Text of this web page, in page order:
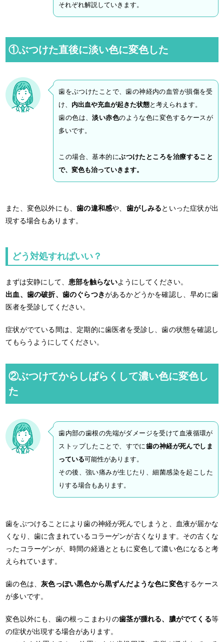
それぞれ解説していきます。
①ぶつけた直後に淡い色に変色した
歯をぶつけたことで、歯の神経内の血管が損傷を受
け、 内出血や充血が起きた状態と考えられます。
歯の色は、淡い赤色のような色に変色するケースが
多いです。
この場合、基本的にぶつけたところを治療すること
で、変色も治っていきます。
また、変色以外にも、歯の違和感や、 歯がしみるといった症状が出
現する場合もあります。
どう対処すればいい？
まずは安静にして、 患部を触らないようにしてください。
出血、歯の破折、歯のぐらつきがあるかどうかを確認し、早めに歯
医者を受診してください。
症状がでている間は、定期的に歯医者を受診し、歯の状態を確認し
てもらうようにしてください。
②ぶつけてからしばらくして濃い色に変色し
た
歯内部の歯根の先端がダメージを受けて血液循環が
ストップしたことで、すでに歯の神経が死んでしま
っている可能性があります。
その後、強い痛みが生じたり、細菌感染を起こした
りする場合もあります。
歯をぶつけることにより歯の神経が死んでしまうと、血液が届かな
くなり、歯に含まれているコラーゲンが古くなります。その古くな
ったコラーゲンが、時間の経過とともに変色して濃い色になると考
えられています。
歯の色は、 灰色っぽい黒色から黒ずんだような色に変色するケース
が多いです。
変色以外にも、歯の根っこまわりの歯茎が腫れる、膿がでてくる等
の症状が出現する場合があります。